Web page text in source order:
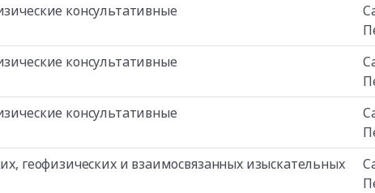
консультативные
консультативные
консультативные
геофизических и взаимосвязанных изыскательных